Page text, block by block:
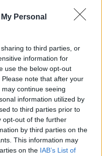
Personal
to third parties, or
information for
use the below opt-out
note that after your
continue seeing
information utilized by
to third parties prior to
opt-out of the further
by third parties on the
This information may
on the IAB’s List of
mesterséges
,nádas Szolnok,szövetség
a száraz fű és a